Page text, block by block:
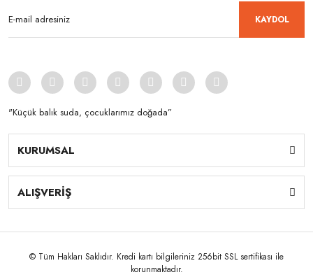
KAYDOL
"Küçük balık suda, çocuklarımız doğada”
KURUMSAL
ALIŞVERİŞ
© Tüm Hakları Saklıdır. Kredi kartı bilgileriniz 256bit SSL sertifikası ile
korunmaktadır.